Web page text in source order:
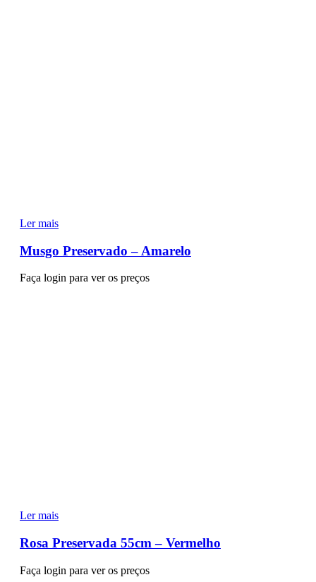
Ler mais
Musgo Preservado – Amarelo
Faça login para ver os preços
Ler mais
Rosa Preservada 55cm – Vermelho
Faça login para ver os preços